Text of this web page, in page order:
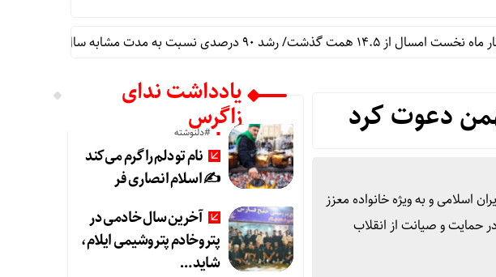
نسبت به مدت مشابه سال گذشته
اسلامی و به ویژه خانواده معزز
و استواری خود را در حمایت و صیانت از انقلاب
یادداشت ندای
زاگرس
#دلنوشته
نام تو دلم را گرم می‌کند
✍️ اسلام انصاری فر
آخرین سال خادمی در
پتروخادم پتروشیمی ایلام،
شاید …